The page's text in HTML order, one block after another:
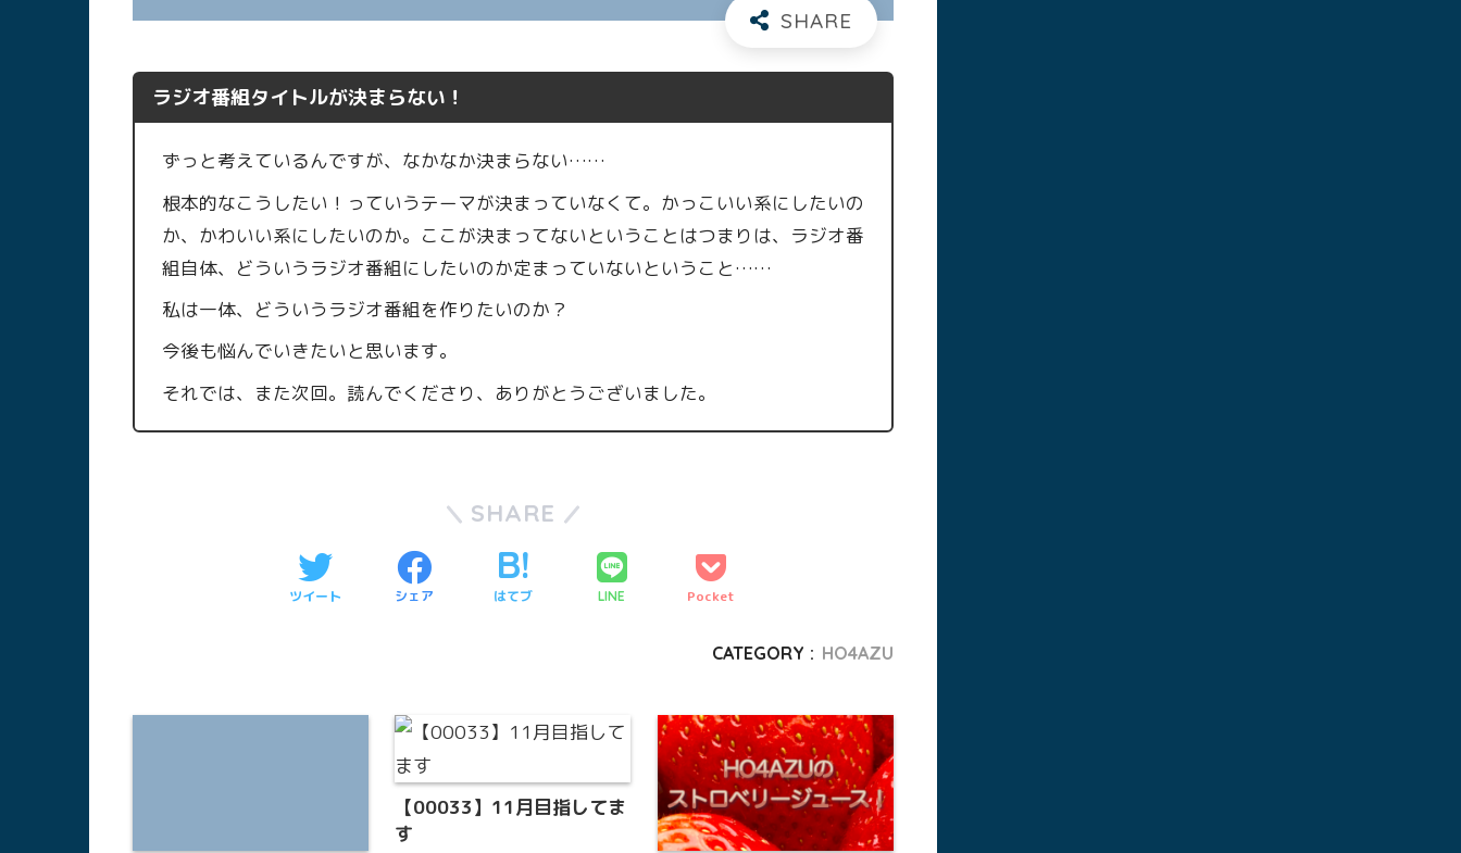
ラジオ番組タイトルが決まらない！
ずっと考えているんですが、なかなか決まらない……
根本的なこうしたい！っていうテーマが決まっていなくて。かっこいい系にしたいの
か、かわいい系にしたいのか。ここが決まってないということはつまりは、ラジオ番
組自体、どういうラジオ番組にしたいのか定まっていないということ……
私は一体、どういうラジオ番組を作りたいのか？
今後も悩んでいきたいと思います。
それでは、また次回。読んでくださり、ありがとうございました。
SHARE
ツイート シェア はてブ LINE Pocket
CATEGORY : HO4AZU
【00033】11月目指してま
す